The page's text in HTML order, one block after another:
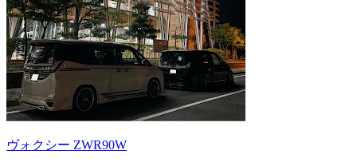
ヴォクシー ZWR90W